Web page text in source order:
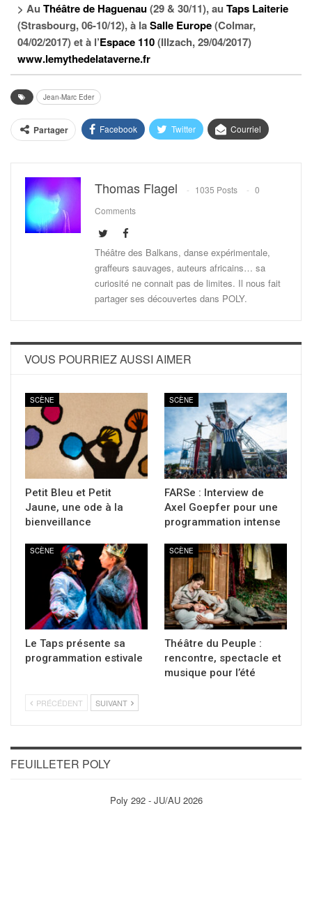
> Au Théâtre de Haguenau(29 & 30/11), au Taps Laiterie
(Strasbourg, 06-10/12), à laSalle Europe(Colmar,
04/02/2017) et à l’Espace 110(Illzach, 29/04/2017)
www.lemythedelataverne.fr
Jean-Marc Eder
Partager Facebook Twitter Courriel
Thomas Flagel 1035 Posts
0
Comments
Théâtre des Balkans, danse expérimentale,
graffeurs sauvages, auteurs africains… sa
curiosité ne connait pas de limites. Il nous fait
partager ses découvertes dans POLY.
VOUS POURRIEZ AUSSI AIMER
SCÈNE
Petit Bleu et Petit
Jaune, une ode à la
bienveillance
SCÈNE
FARSe : Interview de
Axel Goepfer pour une
programmation intense
SCÈNE
Le Taps présente sa
programmation estivale
SCÈNE
Théâtre du Peuple :
rencontre, spectacle et
musique pour l’été
PRÉCÉDENT SUIVANT
FEUILLETER POLY
Poly 292 - JU/AU 2026